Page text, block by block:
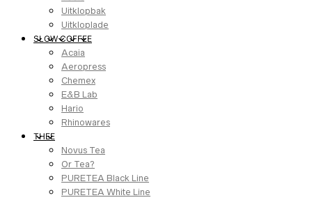
Uitklopbak
Uitkloplade
SLOW COFFEE
Acaia
Aeropress
Chemex
E&B Lab
Hario
Rhinowares
THEE
Novus Tea
Or Tea?
PURETEA Black Line
PURETEA White Line